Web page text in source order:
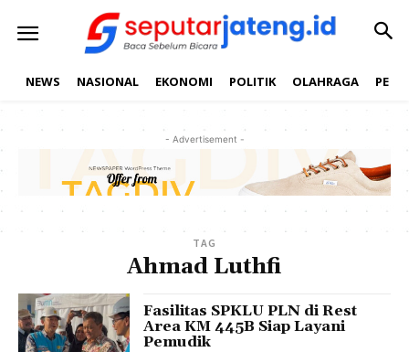
NEWS NASIONAL EKONOMI POLITIK OLAHRAGA
- Advertisement -
TAG
Ahmad Luthfi
Fasilitas SPKLU PLN di Rest
Area KM 445B Siap Layani
Pemudik